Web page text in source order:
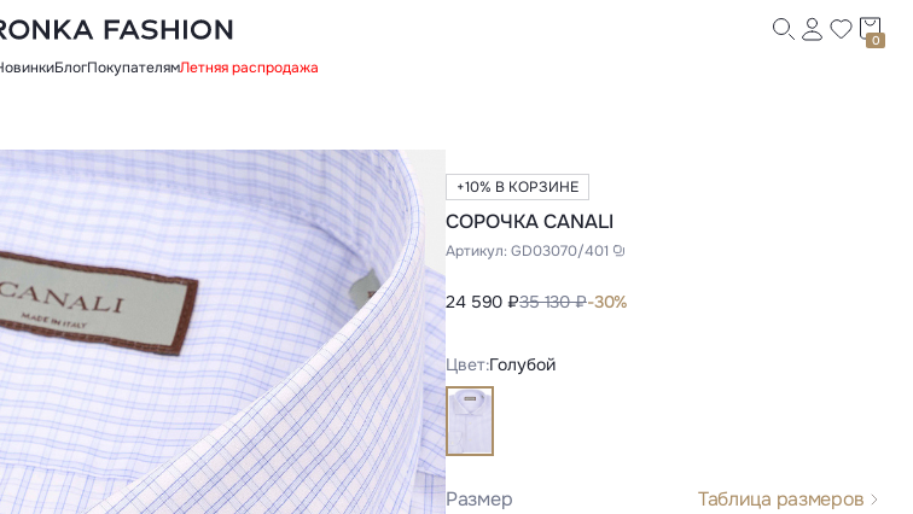
0
БлогПокупателямЛетняя распродажа
+10% В КОРЗИНЕ
СОРОЧКА CANALI
Артикул:GD03070/401
24 590 ₽35 130 ₽-30%
Цвет:Голубой
Размер Таблица размеров